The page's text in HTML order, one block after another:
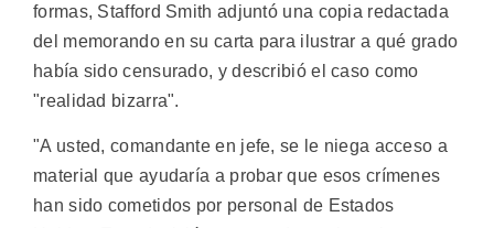
formas, Stafford Smith adjuntó una copia redactada
del memorando en su carta para ilustrar a qué grado
había sido censurado, y describió el caso como
"realidad bizarra".
"A usted, comandante en jefe, se le niega acceso a
material que ayudaría a probar que esos crímenes
han sido cometidos por personal de Estados